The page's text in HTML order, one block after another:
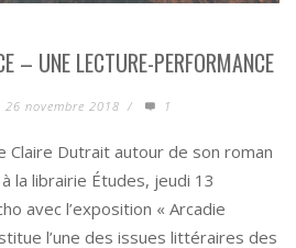
– UNE LECTURE-PERFORMANCE
26 novembre 2018 / 1
Claire Dutrait autour de son roman
la librairie Études, jeudi 13
avec l’exposition « Arcadie
l’une des issues littéraires des